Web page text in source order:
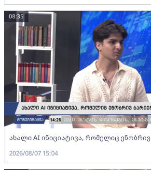
ახალი AI ინიციატივა, რომელიც
08:35
2026/08/07 15:04